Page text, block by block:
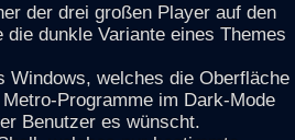
der drei großen Player auf den
dunkle Variante eines Themes
Windows, welches die Oberfläche
Programme im Dark-Mode
Benutzer es wünscht.